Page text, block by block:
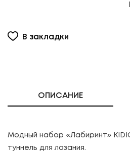
В закладки
ОПИСАНИЕ
Модный набор «Лабиринт»
туннель для лазания.